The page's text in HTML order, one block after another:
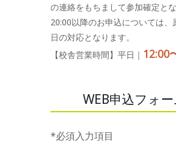
の連絡をもちまして参加確定とな
20:00以降のお申込については、
日の対応となります。
【校舎営業時間】平日｜ 12:00
WEB申込フォ
*必須入力項目